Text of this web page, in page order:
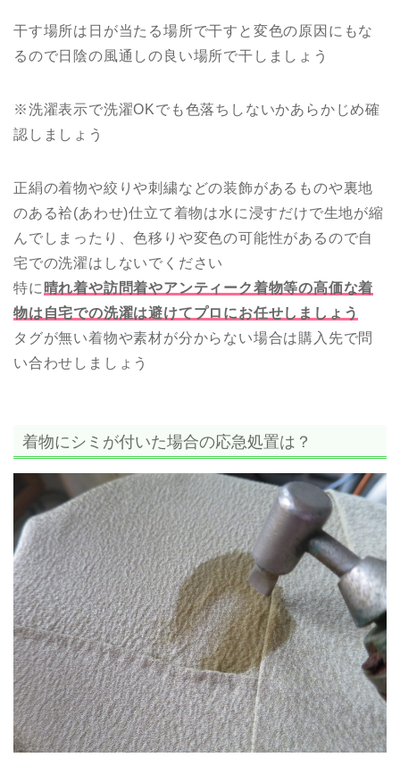
干す場所は日が当たる場所で干すと変色の原因にもな
るので日陰の風通しの良い場所で干しましょう
※洗濯表示で洗濯OKでも色落ちしないかあらかじめ確
認しましょう
正絹の着物や絞りや刺繍などの装飾があるものや裏地
のある袷(あわせ)仕立て着物は水に浸すだけで生地が縮
んでしまったり、色移りや変色の可能性があるので自
宅での洗濯はしないでください
特に 晴れ着や訪問着やアンティーク着物等の高価な着
物は自宅での洗濯は避けてプロにお任せしましょう
タグが無い着物や素材が分からない場合は購入先で問
い合わせしましょう
着物にシミが付いた場合の応急処置は？